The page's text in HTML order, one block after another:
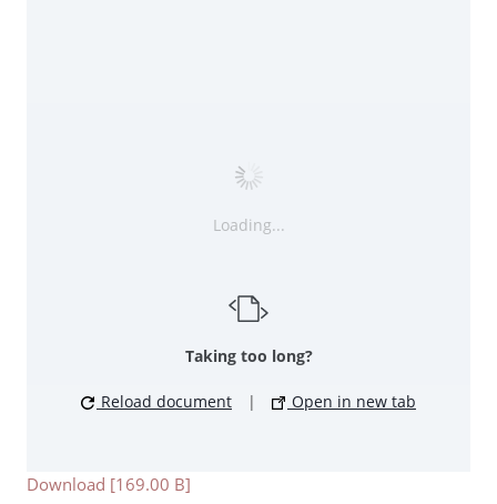
Loading...
Taking too long?
Reload document | Open in new tab
Download [169.00 B]